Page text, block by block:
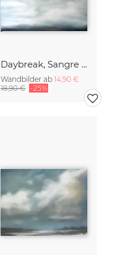
Daybreak, Sangre de Cristo Mountains
Wandbilder ab 14,90 €
18,90 € -25%